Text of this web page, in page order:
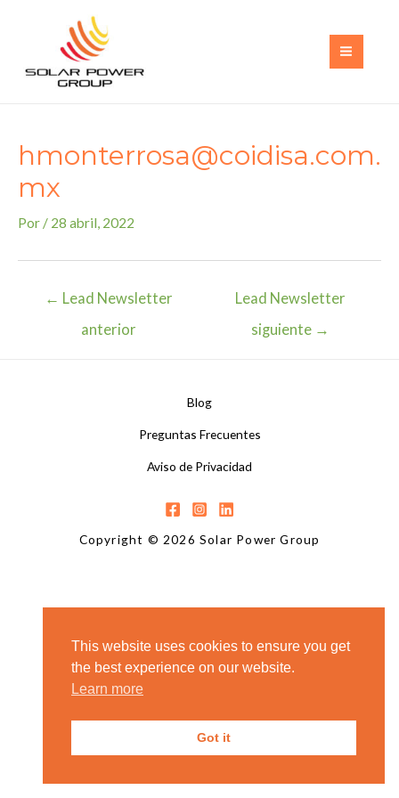
hmonterrosa@coidisa.com.
mx
Por / 28 abril, 2022
Navegación
← Lead Newsletter
anterior
Lead Newsletter
siguiente →
Blog
Preguntas Frecuentes
Aviso de Privacidad
Copyright © 2026 Solar Power Group
This website uses cookies to ensure you get
the best experience on our website.
Learn more
Got it